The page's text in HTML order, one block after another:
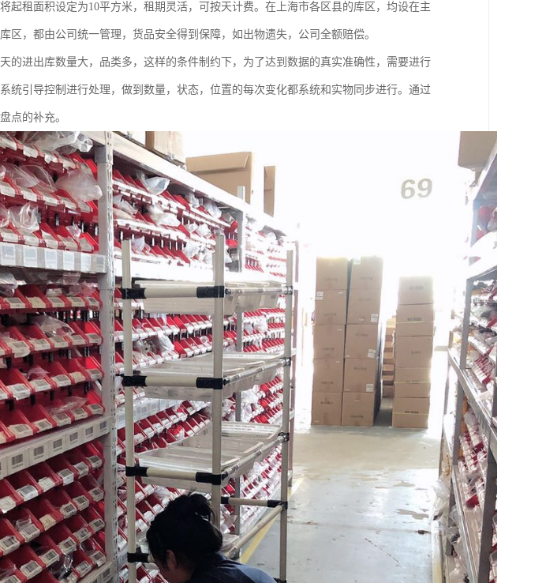
起租面积设定为10平方米，租期灵活，可按天计费。在上海市各区县的库区，均设在主
区，都由公司统一管理，货品安全得到保障，如出物遗失，公司全额赔偿。
的进出库数量大，品类多，这样的条件制约下，为了达到数据的真实准确性，需要进行
统引导控制进行处理，做到数量，状态，位置的每次变化都系统和实物同步进行。通过
点的补充。